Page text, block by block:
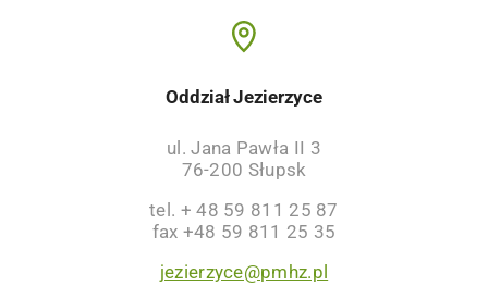
Oddział Jezierzyce
ul. Jana Pawła II 3
76-200 Słupsk
tel. + 48 59 811 25 87
fax +48 59 811 25 35
jezierzyce@pmhz.pl